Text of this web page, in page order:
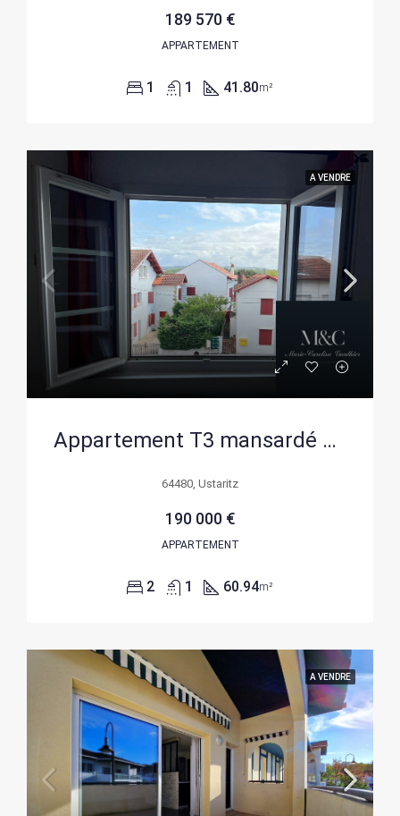
189 570 €
APPARTEMENT
1 1 41.80m²
A VENDRE
Appartement T3 mansardé avec poutres apparentes à Ustaritz
64480, Ustaritz
190 000 €
APPARTEMENT
2 1 60.94m²
A VENDRE